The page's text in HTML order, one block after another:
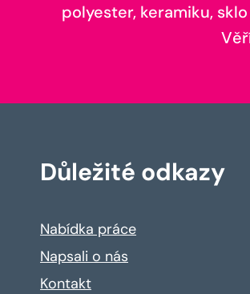
polyester, keramiku,
Důležité odkazy
Nabídka práce
Napsali o nás
Kontakt